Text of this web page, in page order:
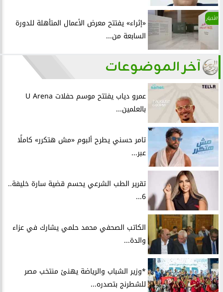
الأخبار
«إثراء» يفتتح معرض الأعمال المتأهلة للدورة
السابعة من...
آخر الموضوعات
عمرو دياب يفتتح موسم حفلات U Arena
بالعلمين...
تامر حسني يطرح ألبوم «مش هتكرر» كاملًا
عبر...
تقرير الطب الشرعي يحسم قضية سارة خليفة..
6...
الكاتب الصحفي محمد حلمي يشارك في عزاء
والدة...
*وزير الشباب والرياضة يهنئ منتخب مصر
للشطرنج بتصدره...